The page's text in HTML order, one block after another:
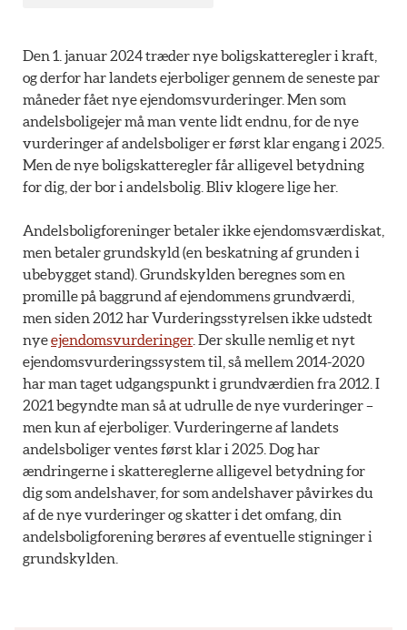
Den 1. januar 2024 træder nye boligskatteregler i kraft,
og derfor har landets ejerboliger gennem de seneste par
måneder fået nye ejendomsvurderinger. Men som
andelsboligejer må man vente lidt endnu, for de nye
vurderinger af andelsboliger er først klar engang i 2025.
Men de nye boligskatteregler får alligevel betydning
for dig, der bor i andelsbolig. Bliv klogere lige her.
Andelsboligforeninger betaler ikke ejendomsværdiskat,
men betaler grundskyld (en beskatning af grunden i
ubebygget stand). Grundskylden beregnes som en
promille på baggrund af ejendommens grundværdi,
men siden 2012 har Vurderingsstyrelsen ikke udstedt
nyeejendomsvurderinger. Der skulle nemlig et nyt
ejendomsvurderingssystem til, så mellem 2014-2020
har man taget udgangspunkt i grundværdien fra 2012. I
2021 begyndte man så at udrulle de nye vurderinger –
men kun af ejerboliger. Vurderingerne af landets
andelsboliger ventes først klar i 2025. Dog har
ændringerne i skattereglerne alligevel betydning for
dig som andelshaver, for som andelshaver påvirkes du
af de nye vurderinger og skatter i det omfang, din
andelsboligforening berøres af eventuelle stigninger i
grundskylden.